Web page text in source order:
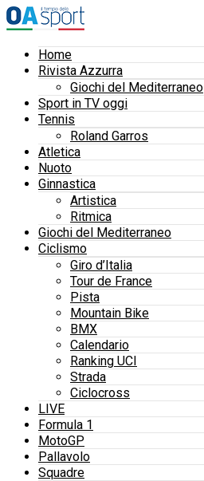
Home
Rivista Azzurra
Giochi del Mediterraneo
Sport in TV oggi
Tennis
Roland Garros
Atletica
Nuoto
Ginnastica
Artistica
Ritmica
Giochi del Mediterraneo
Ciclismo
Giro d’Italia
Tour de France
Pista
Mountain Bike
BMX
Calendario
Ranking UCI
Strada
Ciclocross
LIVE
Formula 1
MotoGP
Pallavolo
Squadre